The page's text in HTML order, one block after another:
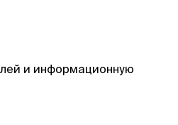
и информационную